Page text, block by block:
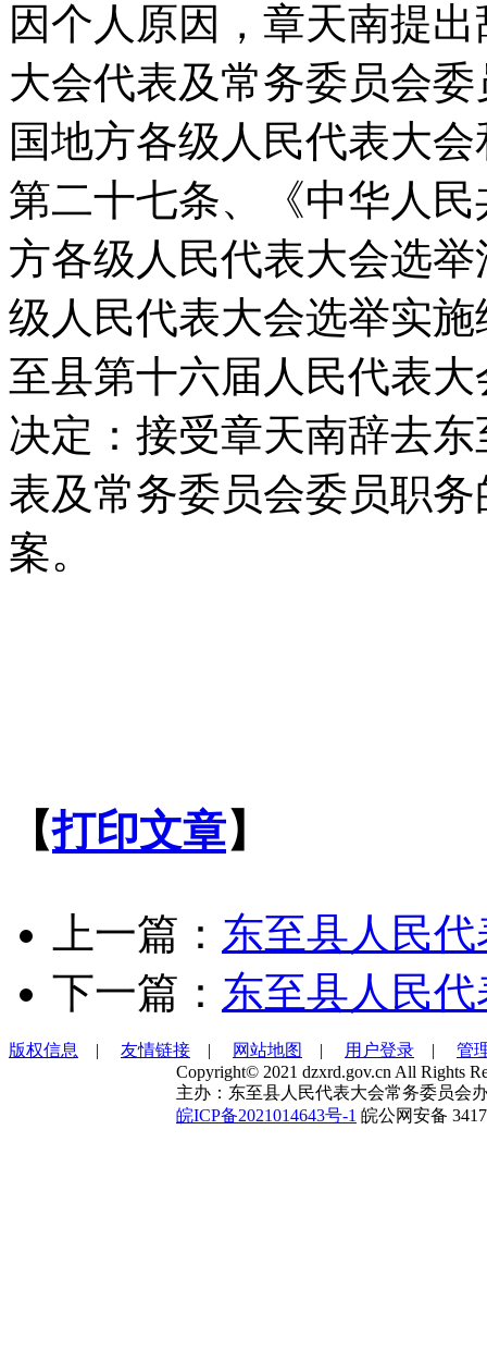
因个人原因，章天南提
大会代表及常务委员会
国地方各级人民代表大
第二十七条、《中华人
方各级人民代表大会选
级人民代表大会选举实
至县第十六届人民代表
决定：接受章天南辞去
表及常务委员会委员职
案。
【打印文章】
上一篇： 东至县人民
下一篇： 东至县人民
版权信息 | 友情链接 | 网站地图 | 用户登录 | 管
Copyright© 2021 dzxrd.gov.cn All Rights
主办：东至县人民代表大会常务委员会
皖ICP备2021014643号-1 皖公网安备